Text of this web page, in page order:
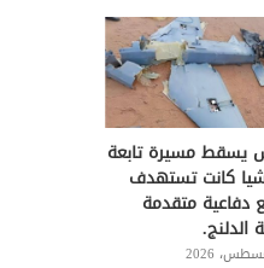
يسقط مسيرة تابعة
كانت تستهدف
دفاعية متقدمة
الدلنج.